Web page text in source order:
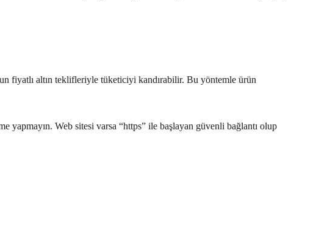
fiyatlı altın teklifleriyle tüketiciyi kandırabilir. Bu yöntemle ürün
yapmayın. Web sitesi varsa “https” ile başlayan güvenli bağlantı olup